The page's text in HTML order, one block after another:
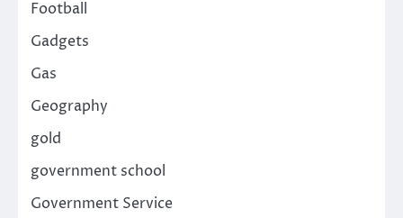
Football
Gadgets
Gas
Geography
gold
government school
Government Service